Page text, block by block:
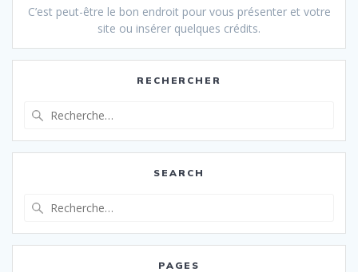
C’est peut-être le bon endroit pour vous présenter et votre
site ou insérer quelques crédits.
RECHERCHER
:
SEARCH
:
PAGES